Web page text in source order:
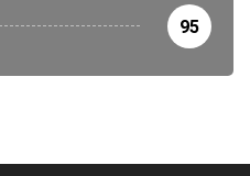
95